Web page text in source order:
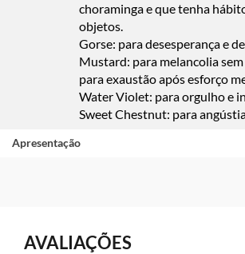
choraminga e que tenha
objetos.
Gorse: para desesperança e
Mustard: para melancolia
para exaustão após esforço
Water Violet: para orgulho e
Sweet Chestnut: para
Apresentação
AVALIAÇÕES